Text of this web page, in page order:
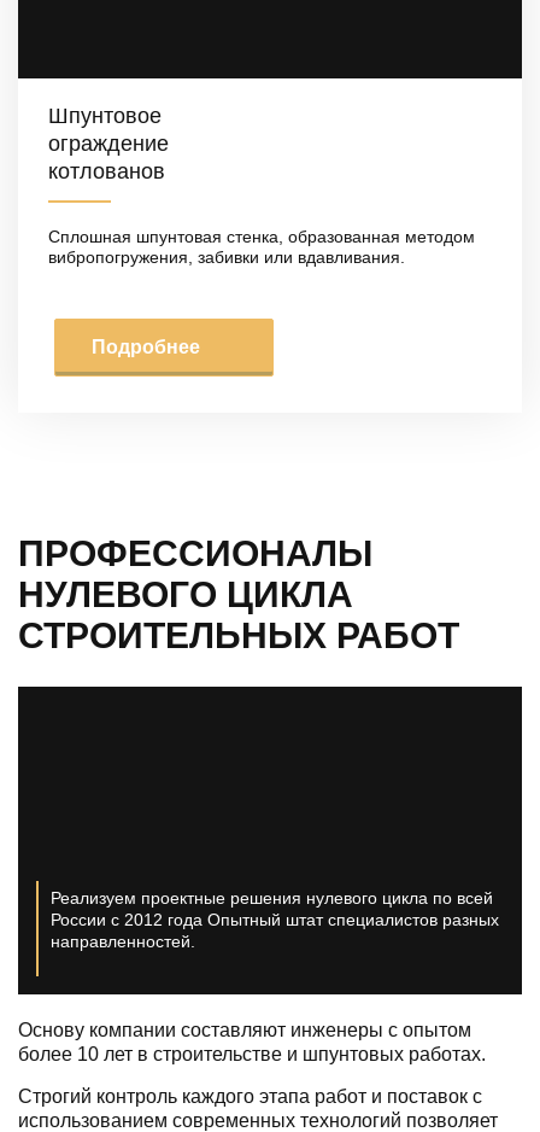
Шпунтовое
ограждение
котлованов
Сплошная шпунтовая стенка, образованная методом
вибропогружения, забивки или вдавливания.
Подробнее
ПРОФЕССИОНАЛЫ
НУЛЕВОГО ЦИКЛА
СТРОИТЕЛЬНЫХ РАБОТ
Реализуем проектные решения нулевого цикла по всей
России с 2012 года Опытный штат специалистов разных
направленностей.
Основу компании составляют инженеры с опытом
более 10 лет в строительстве и шпунтовых работах.
Строгий контроль каждого этапа работ и поставок с
использованием современных технологий позволяет